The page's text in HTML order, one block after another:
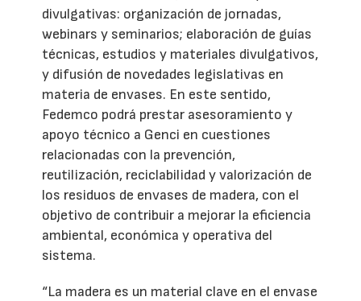
divulgativas: organización de jornadas,
webinars y seminarios; elaboración de guías
técnicas, estudios y materiales divulgativos,
y difusión de novedades legislativas en
materia de envases. En este sentido,
Fedemco podrá prestar asesoramiento y
apoyo técnico a Genci en cuestiones
relacionadas con la prevención,
reutilización, reciclabilidad y valorización de
los residuos de envases de madera, con el
objetivo de contribuir a mejorar la eficiencia
ambiental, económica y operativa del
sistema.
“La madera es un material clave en el envase